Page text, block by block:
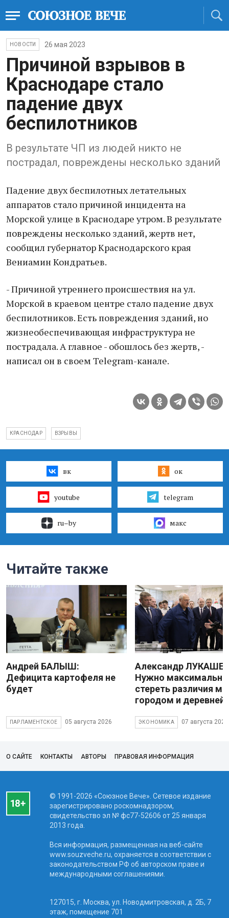
НОВОСТИ 26 мая 2023
Причиной взрывов в
Краснодаре стало
падение двух
беспилотников
В результате ЧП из людей никто не
пострадал, повреждены несколько зданий
Падение двух беспилотных летательных
аппаратов стало причиной инцидента на
Морской улице в Краснодаре утром. В результате
повреждены несколько зданий, жертв нет,
сообщил губернатор Краснодарского края
Вениамин Кондратьев.
- Причиной утреннего происшествия на ул.
Морской в краевом центре стало падение двух
беспилотников. Есть повреждения зданий, но
жизнеобеспечивающая инфраструктура не
пострадала. А главное - обошлось без жертв, -
написал он в своем Telegram-канале.
КРАСНОДАР ВЗРЫВЫ
вк ок
youtube telegram
ru–by макс
Читайте также
Андрей БАЛЫШ:
Дефицита картофеля не
будет
ПАРЛАМЕНТСКОЕ 05 августа 2026
Александр
Нужно максимально
стереть различия
городом и деревней
ЭКОНОМИКА 07 августа 2026
О САЙТЕ КОНТАКТЫ АВТОРЫ ПРАВОВАЯ ИНФОРМАЦИЯ
© 1991-2026 «Союзное Вече». Сетевое издание
зарегистрировано роскомнадзором,
свидетельство эл № фc77-52606 от 25 января
2013 года.
Вся информация, размещенная на веб-сайте
www.souzveche.ru, охраняется в соответствии с
законодательством РФ об авторском праве и
международными соглашениями.
127015, г. Москва, ул. Новодмитровская, д. 2Б, 7
этаж, помещение 701